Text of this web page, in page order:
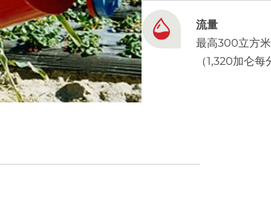
流量
最高300立方
（1,320加仑每